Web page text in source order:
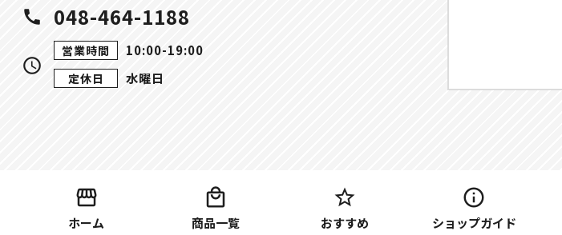
call 048-464-1188
query_builder
営業時間 10:00-19:00
定休日 水曜日
ホーム 商品一覧 おすすめ ショップガイド